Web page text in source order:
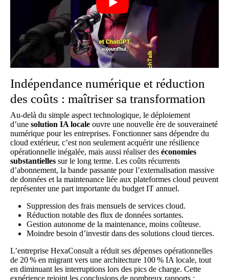
Indépendance numérique et réduction
des coûts : maîtriser sa transformation
Au-delà du simple aspect technologique, le déploiement
d’une solution IA locale ouvre une nouvelle ère de souveraineté
numérique pour les entreprises. Fonctionner sans dépendre du
cloud extérieur, c’est non seulement acquérir une résilience
opérationnelle inégalée, mais aussi réaliser des économies
substantielles sur le long terme. Les coûts récurrents
d’abonnement, la bande passante pour l’externalisation massive
de données et la maintenance liée aux plateformes cloud peuvent
représenter une part importante du budget IT annuel.
Suppression des frais mensuels de services cloud.
Réduction notable des flux de données sortantes.
Gestion autonome de la maintenance, moins coûteuse.
Moindre besoin d’investir dans des solutions cloud tierces.
L’entreprise HexaConsult a réduit ses dépenses opérationnelles
de 20 % en migrant vers une architecture 100 % IA locale, tout
en diminuant les interruptions lors des pics de charge. Cette